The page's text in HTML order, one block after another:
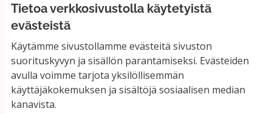
Tietoa verkkosivustolla käytetyistä
evästeistä
Käytämme sivustollamme evästeitä sivuston
suorituskyvyn ja sisällön parantamiseksi. Evästeiden
avulla voimme tarjota yksilöllisemmän
käyttäjäkokemuksen ja sisältöjä sosiaalisen median
kanavista.
11101 Riihimäki
Vaihde: 019 758 4000
Sähköpostiosoitteet:
etunimi.sukunimi@riihimaki.fi
Yhteystiedot ja usein kysyttyä
Käyttöehdot